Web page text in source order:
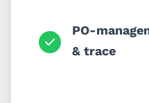
PO-
& trace